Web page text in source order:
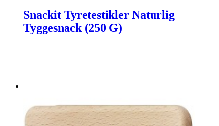
Snackit Tyretestikler Naturlig
Tyggesnack (250 G)